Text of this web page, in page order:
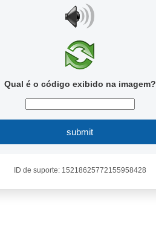
Qual é o código exibido na imagem?
submit
ID de suporte: 15218625772155958428